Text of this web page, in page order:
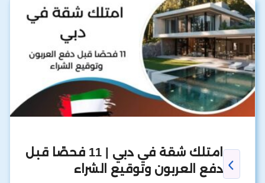
امتلك شقة في دبي | 11 فحصًا قبل
دفع العربون وتوقيع الشراء